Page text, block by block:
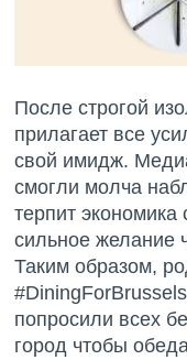
После строгой
прилагает все
свой имидж.
смогли молча
терпит
сильное желание
Таким образом,
попросили всех
город чтобы